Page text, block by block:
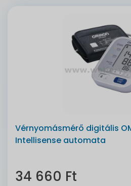
Vérnyomásmérő digitális
Intellisense automata
34 660 Ft